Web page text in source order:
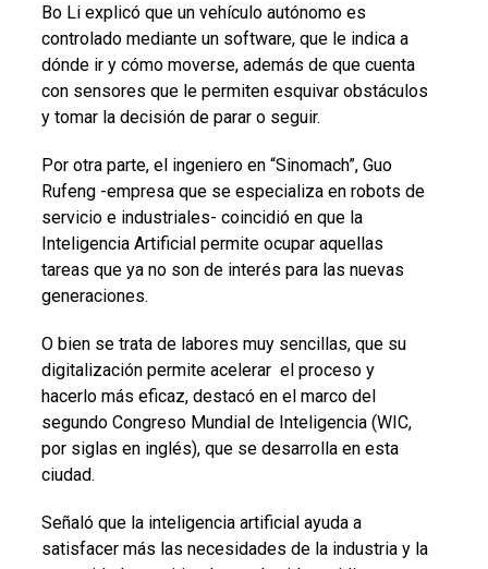
Bo Li explicó que un vehículo autónomo es
controlado mediante un software, que le indica a
dónde ir y cómo moverse, además de que cuenta
con sensores que le permiten esquivar obstáculos
y tomar la decisión de parar o seguir.
Por otra parte, el ingeniero en “Sinomach”, Guo
Rufeng -empresa que se especializa en robots de
servicio e industriales- coincidió en que la
Inteligencia Artificial permite ocupar aquellas
tareas que ya no son de interés para las nuevas
generaciones.
O bien se trata de labores muy sencillas, que su
digitalización permite acelerar el proceso y
hacerlo más eficaz, destacó en el marco del
segundo Congreso Mundial de Inteligencia (WIC,
por siglas en inglés), que se desarrolla en esta
ciudad.
Señaló que la inteligencia artificial ayuda a
satisfacer más las necesidades de la industria y la